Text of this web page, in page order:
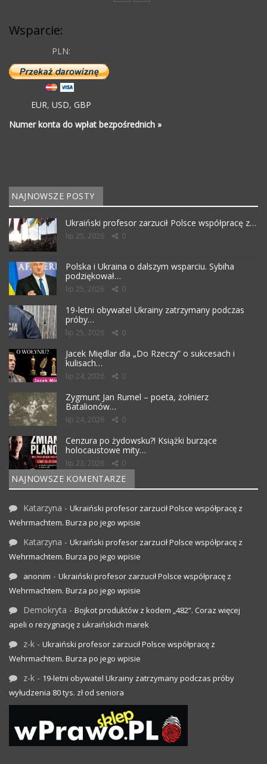
Wsparcie:
PLN:
EUR, USD, GBP
Numer konta do wpłat bezpośrednich »
NAJNOWSZE POSTY
Ukraiński profesor zarzucił Polsce współpracę z…
lip 25, 2026 0
Polska i Ukraina o dalszym wsparciu. Sybiha
podziękował…
lip 25, 2026 0
19-letni obywatel Ukrainy zatrzymany podczas
próby…
lip 25, 2026 0
Jacek Międlar dla „Do Rzeczy” o sukcesach i
kulisach…
lip 24, 2026 0
Zygmunt Jan Rumel – poeta, żołnierz
Batalionów…
lip 24, 2026 0
Cenzura po żydowsku?! Książki burzące
holocaustowe mity…
lip 23, 2026 0
NAJNOWSZE KOMENTARZE
Katarzyna - Ukraiński profesor zarzucił Polsce współpracę z
Wehrmachtem. Burza po jego wpisie
Katarzyna - Ukraiński profesor zarzucił Polsce współpracę z
Wehrmachtem. Burza po jego wpisie
anonim - Ukraiński profesor zarzucił Polsce współpracę z
Wehrmachtem. Burza po jego wpisie
Demokryta - Bojkot produktów z kodem „482”. Coraz więcej
apeli o rezygnację z ukraińskich marek
z-k - Ukraiński profesor zarzucił Polsce współpracę z
Wehrmachtem. Burza po jego wpisie
z-k - 19-letni obywatel Ukrainy zatrzymany podczas próby
wyłudzenia 80 tys. zł od seniora